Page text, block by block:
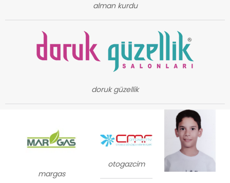
alman kurdu
doruk güzellik
margas
otogazcim